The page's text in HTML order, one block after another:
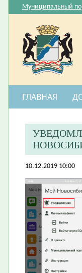
Муниципальный
ГЛАВНАЯ
10.12.2019 10:00